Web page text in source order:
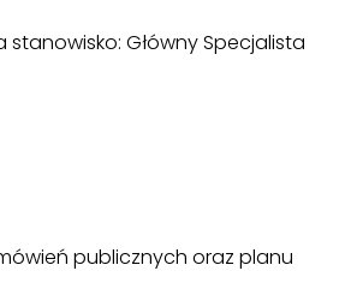
Główny Specjalista
publicznych oraz planu